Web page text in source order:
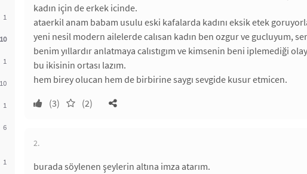
1
10
1
10
1
6
1
kadın için de erkek icinde.
ataerkil anam babam usulu eski kafalarda kadını eksik etek
yeni nesil modern ailelerde calısan kadın ben ozgur ve gucluyum,
benim yıllardır anlatmaya calıstıgım ve kimsenin beni iplemediği
bu ikisinin ortası lazım.
hem birey olucan hem de birbirine saygı sevgide kusur etmicen.
(3)
(2)
2.
burada söylenen şeylerin altına imza atarım.